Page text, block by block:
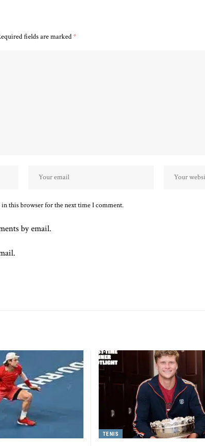
fields are marked*
in this browser for the next time I comment.
by email.
TENIS